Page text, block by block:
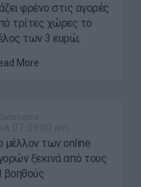
φρένο στις αγορές
τρίτες χώρες το
των 3 ευρώ;
More
μέλλον των online
ξεκινά από τους
βοηθούς